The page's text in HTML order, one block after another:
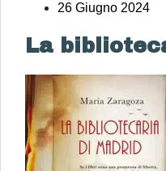
26 Giugno 2024
La